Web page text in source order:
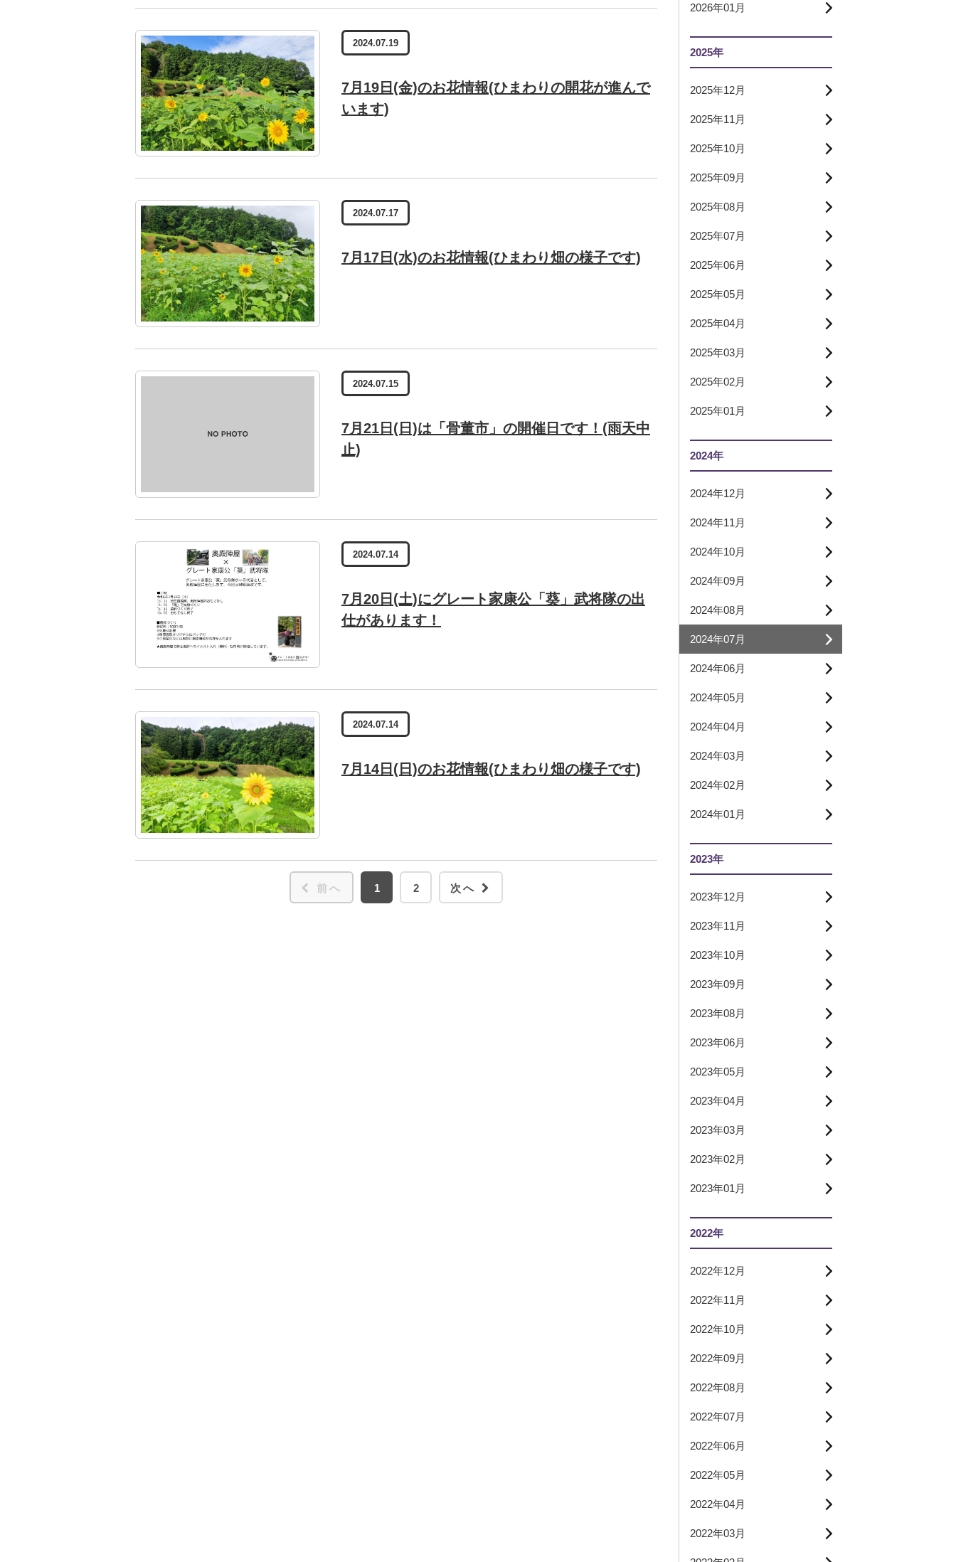
2024.07.19
7月19日(金)のお花情報(ひまわりの開花が進んで
います)
2024.07.17
7月17日(水)のお花情報(ひまわり畑の様子です)
2024.07.15
7月21日(日)は「骨董市」の開催日です！(雨天中
止)
2024.07.14
7月20日(土)にグレート家康公「葵」武将隊の出
仕があります！
2024.07.14
7月14日(日)のお花情報(ひまわり畑の様子です)
前へ 1 2 次へ
2026年01月
2025年
2025年12月
2025年11月
2025年10月
2025年09月
2025年08月
2025年07月
2025年06月
2025年05月
2025年04月
2025年03月
2025年02月
2025年01月
2024年
2024年12月
2024年11月
2024年10月
2024年09月
2024年08月
2024年07月
2024年06月
2024年05月
2024年04月
2024年03月
2024年02月
2024年01月
2023年
2023年12月
2023年11月
2023年10月
2023年09月
2023年08月
2023年06月
2023年05月
2023年04月
2023年03月
2023年02月
2023年01月
2022年
2022年12月
2022年11月
2022年10月
2022年09月
2022年08月
2022年07月
2022年06月
2022年05月
2022年04月
2022年03月